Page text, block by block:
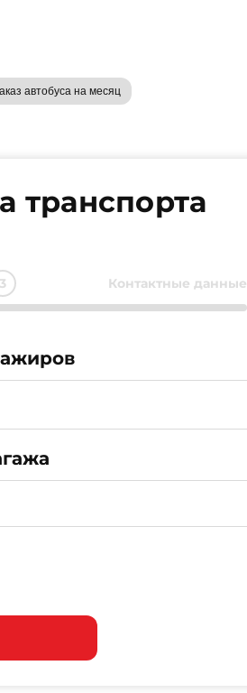
автобуса на месяц
транспорта
Контактные данные